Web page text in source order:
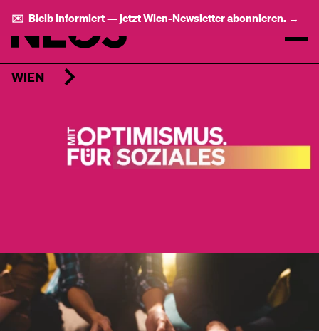
✉️ Bleib informiert — jetzt Wien-Newsletter abonnieren. →
WIEN